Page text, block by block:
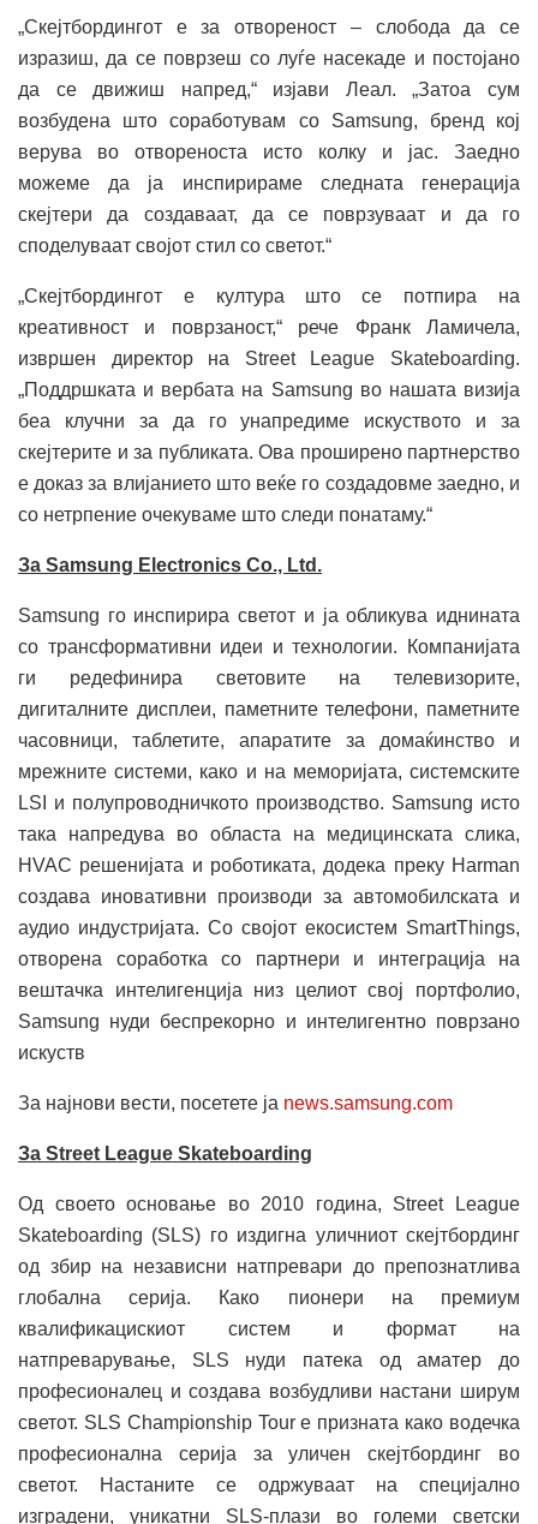
„Скејтбордингот е за отвореност – слобода да се
изразиш, да се поврзеш со луѓе насекаде и постојано
да се движиш напред,“ изјави Леал. „Затоа сум
возбудена што соработувам со Samsung, бренд кој
верува во отвореноста исто колку и јас. Заедно
можеме да ја инспирираме следната генерација
скејтери да создаваат, да се поврзуваат и да го
споделуваат својот стил со светот.“
„Скејтбордингот е култура што се потпира на
креативност и поврзаност,“ рече Франк Ламичела,
извршен директор на Street League Skateboarding.
„Поддршката и вербата на Samsung во нашата визија
беа клучни за да го унапредиме искуството и за
скејтерите и за публиката. Ова проширено партнерство
е доказ за влијанието што веќе го создадовме заедно, и
со нетрпение очекуваме што следи понатаму.“
За Samsung Electronics Co., Ltd.
Samsung го инспирира светот и ја обликува иднината
со трансформативни идеи и технологии. Компанијата
ги редефинира световите на телевизорите,
дигиталните дисплеи, паметните телефони, паметните
часовници, таблетите, апаратите за домаќинство и
мрежните системи, како и на меморијата, системските
LSI и полупроводничкото производство. Samsung исто
така напредува во областа на медицинската слика,
HVAC решенијата и роботиката, додека преку Harman
создава иновативни производи за автомобилската и
аудио индустријата. Со својот екосистем SmartThings,
отворена соработка со партнери и интеграција на
вештачка интелигенција низ целиот свој портфолио,
Samsung нуди беспрекорно и интелигентно поврзано
искуств
За најнови вести, посетете ја news.samsung.com
За Street League Skateboarding
Од своето основање во 2010 година, Street League
Skateboarding (SLS) го издигна уличниот скејтбординг
од збир на независни натпревари до препознатлива
глобална серија. Како пионери на премиум
квалификацискиот систем и формат на
натпреварување, SLS нуди патека од аматер до
професионалец и создава возбудливи настани ширум
светот. SLS Championship Tour е призната како водечка
професионална серија за уличен скејтбординг во
светот. Настаните се одржуваат на специјално
изградени, уникатни SLS-плази во големи светски